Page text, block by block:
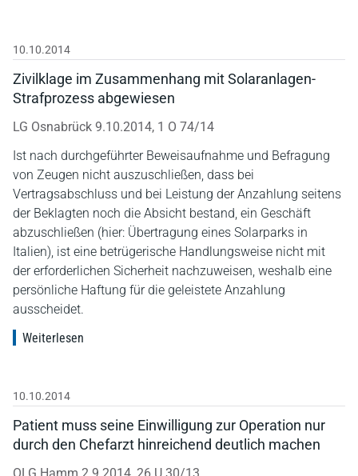
10.10.2014
Zivilklage im Zusammenhang mit Solaranlagen-
Strafprozess abgewiesen
LG Osnabrück 9.10.2014, 1 O 74/14
Ist nach durchgeführter Beweisaufnahme und Befragung
von Zeugen nicht auszuschließen, dass bei
Vertragsabschluss und bei Leistung der Anzahlung seitens
der Beklagten noch die Absicht bestand, ein Geschäft
abzuschließen (hier: Übertragung eines Solarparks in
Italien), ist eine betrügerische Handlungsweise nicht mit
der erforderlichen Sicherheit nachzuweisen, weshalb eine
persönliche Haftung für die geleistete Anzahlung
ausscheidet.
Weiterlesen
10.10.2014
Patient muss seine Einwilligung zur Operation nur
durch den Chefarzt hinreichend deutlich machen
OLG Hamm 2.9.2014, 26 U 30/13